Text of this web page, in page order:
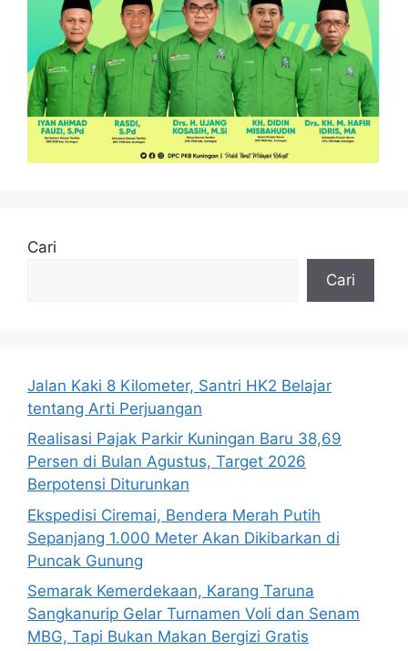
Cari
Cari
Jalan Kaki 8 Kilometer, Santri HK2 Belajar
tentang Arti Perjuangan
Realisasi Pajak Parkir Kuningan Baru 38,69
Persen di Bulan Agustus, Target 2026
Berpotensi Diturunkan
Ekspedisi Ciremai, Bendera Merah Putih
Sepanjang 1.000 Meter Akan Dikibarkan di
Puncak Gunung
Semarak Kemerdekaan, Karang Taruna
Sangkanurip Gelar Turnamen Voli dan Senam
MBG, Tapi Bukan Makan Bergizi Gratis